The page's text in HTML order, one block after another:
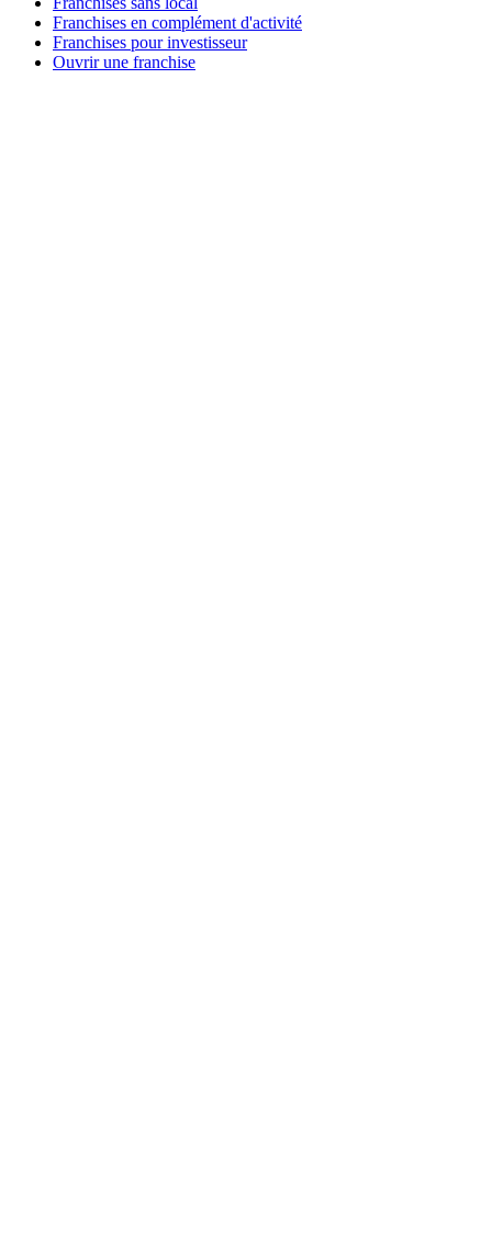
Franchises en complément d'activité
Franchises pour investisseur
Ouvrir une franchise